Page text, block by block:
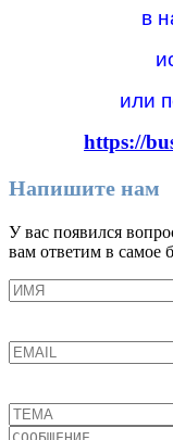
в
или
https://
Напишите нам
У вас появился
вам ответим в самое